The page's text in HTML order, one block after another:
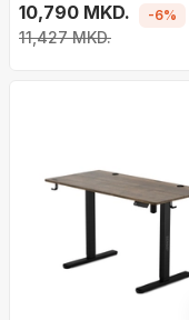
10,790 MKD.
11,427 MKD.
-6%